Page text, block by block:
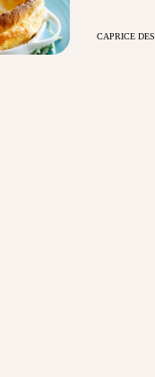
CAPRICE